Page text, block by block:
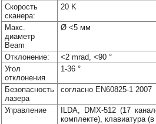
Скорость
сканера:
20 K
Макс.
диаметр
Beam
Ø <5 мм
Отклонение:
<2 mrad, <90 °
Угол
отклонения
1-36 °
Безопасность
лазера
согласно EN60825-1 2007
Управление
ILDA, DMX-512 (17
комплекте), клавиатура